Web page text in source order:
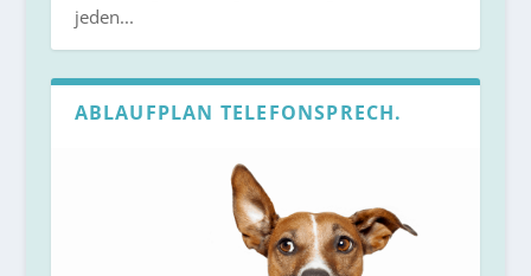
jeden...
ABLAUFPLAN TELEFONSPRECH.